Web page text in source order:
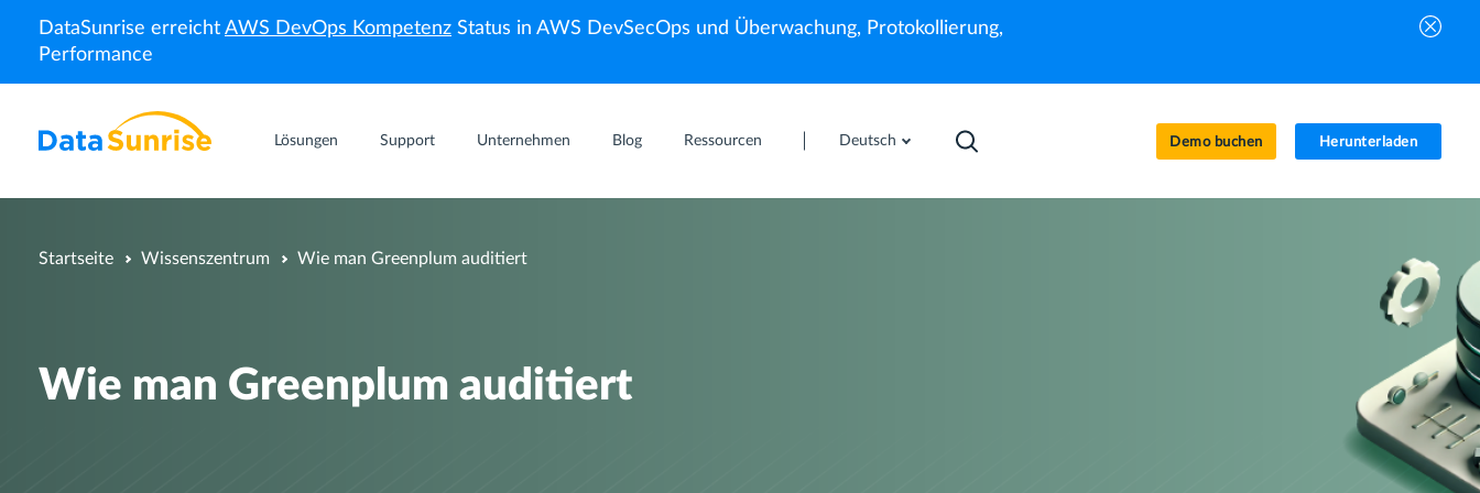
DataSunrise erreicht AWS DevOps Kompetenz Status in AWS DevSecOps und Überwachung, Protokollierung,
Performance
Lösungen Support Unternehmen Blog Ressourcen Deutsch Demo buchen Herunterladen
Startseite Wissenszentrum Wie man Greenplum auditiert
Wie man Greenplum auditiert